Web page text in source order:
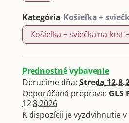
Kategória
Košieľka + sviečka na krst
Prednostné vybavenie
Doručíme dňa:Streda
GLS
12.8.2026